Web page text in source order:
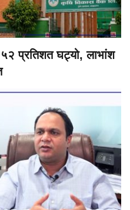
प्रतिशत घट्यो, लाभांश